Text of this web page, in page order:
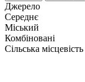
Джерело
Середнє
Міський
Комбіновані
Сільська місцевість